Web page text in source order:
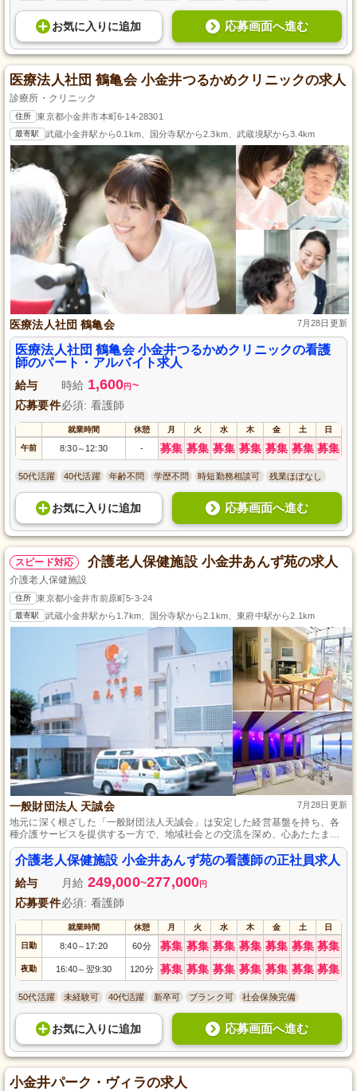
お気に入り に追加 応募画面へ進む
医療法人社団 鶴亀会 小金井つるかめクリニックの求人
診療所・クリニック
住所 東京都小金井市本町6-14-28301
最寄駅 武蔵小金井駅から0.1km、国分寺駅から2.3km、武蔵境駅から3.4km
医療法人社団 鶴亀会 7月28日更新
医療法人社団 鶴亀会 小金井つるかめクリニックの看護
師のパート・アルバイト求人
給与 時給 1,600円 ~
応募要件必須: 看護師
就業時間 休憩 月 火 水 木 金 土 日
午前 8:30～ 12:30 - 募集 募集 募集 募集 募集 募集 募集
50代活躍 40代活躍 年齢不問 学歴不問 時短勤務相談可 残業ほぼなし
お気に入り に追加 応募画面へ進む
スピード対応 介護老人保健施設 小金井あんず苑の求人
介護老人保健施設
住所 東京都小金井市前原町5-3-24
最寄駅 武蔵小金井駅から1.7km、国分寺駅から2.1km、東府中駅から2.1km
一般財団法人 天誠会 7月28日更新
地元に深く根ざした「一般財団法人天誠会」は安定した経営基盤を持ち、各
種介護サービスを提供する一方で、地域社会との交流を深め、心あたたまる
介護施設として顧客の自立添った生活を支えています。東京都小金井市の閑
静な住宅街に位置する「介護老人保健施設小金井あんず苑」では、看護師の
資格を持つ方に見える最良の看護業務全般を担っていただくチャンスがあり
ます。
介護老人保健施設 小金井あんず苑の看護師の正社員求人
給与 月給 249,000~277,000円
応募要件必須: 看護師
就業時間 休憩 月 火 水 木 金 土 日
日勤 8:40～ 17:20 60分 募集 募集 募集 募集 募集 募集 募集
夜勤 16:40～ 翌9:30 120分 募集 募集 募集 募集 募集 募集 募集
50代活躍 未経験可 40代活躍 新卒可 ブランク可 社会保険完備
お気に入り に追加 応募画面へ進む
小金井パーク・ヴィラの求人